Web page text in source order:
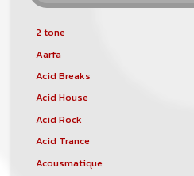
2 tone
Aarfa
Acid Breaks
Acid House
Acid Rock
Acid Trance
Acousmatique